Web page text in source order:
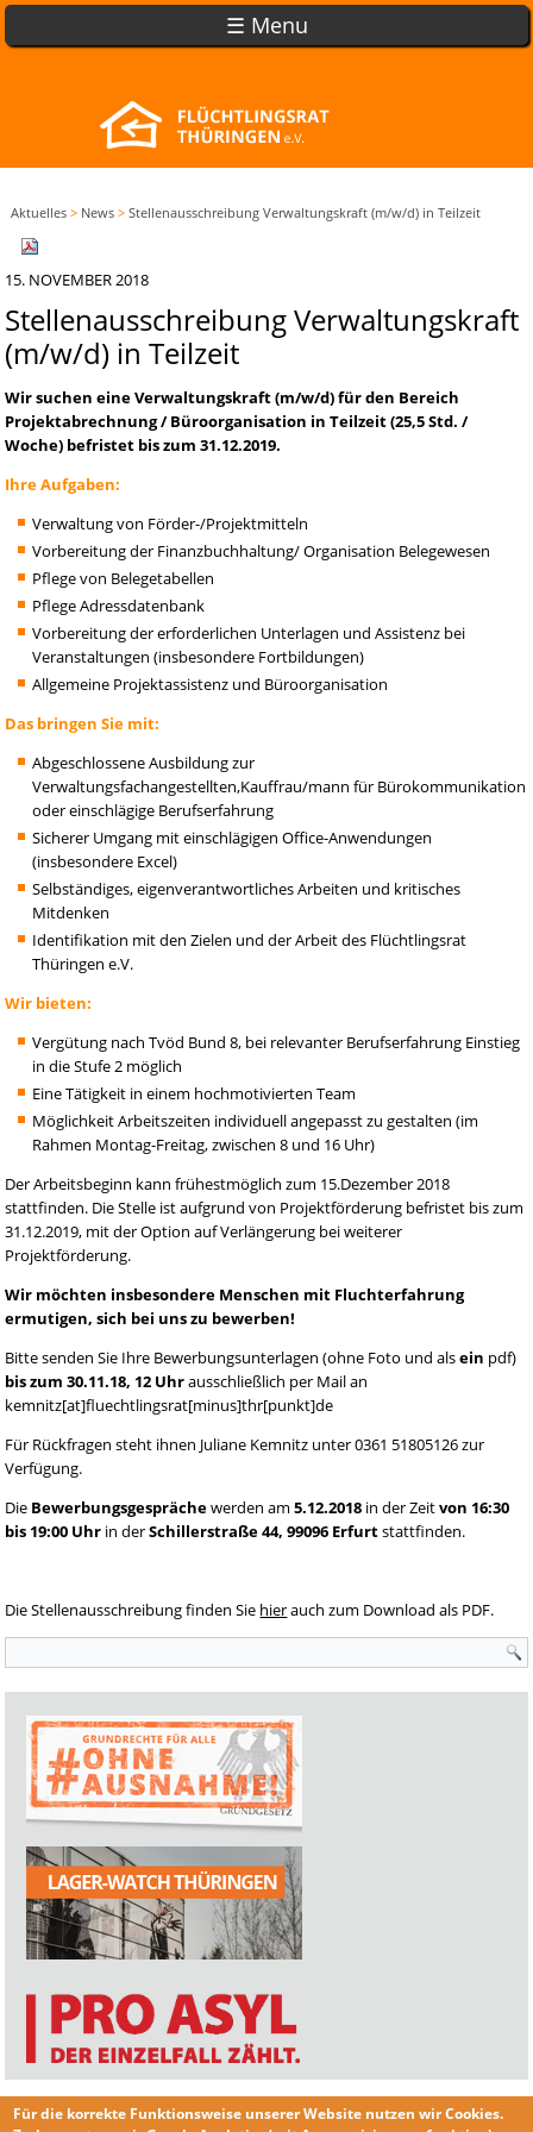
☰ Menu
Aktuelles > News > Stellenausschreibung Verwaltungskraft (m/w/d) in Teilzeit
15. NOVEMBER 2018
Stellenausschreibung Verwaltungskraft
(m/w/d) in Teilzeit
Wir suchen eine Verwaltungskraft (m/w/d) für den Bereich
Projektabrechnung / Büroorganisation in Teilzeit (25,5 Std. /
Woche) befristet bis zum 31.12.2019.
Ihre Aufgaben:
Verwaltung von Förder-/Projektmitteln
Vorbereitung der Finanzbuchhaltung/ Organisation Belegewesen
Pflege von Belegetabellen
Pflege Adressdatenbank
Vorbereitung der erforderlichen Unterlagen und Assistenz bei
Veranstaltungen (insbesondere Fortbildungen)
Allgemeine Projektassistenz und Büroorganisation
Das bringen Sie mit:
Abgeschlossene Ausbildung zur
Verwaltungsfachangestellten,Kauffrau/mann für Bürokommunikation
oder einschlägige Berufserfahrung
Sicherer Umgang mit einschlägigen Office-Anwendungen
(insbesondere Excel)
Selbständiges, eigenverantwortliches Arbeiten und kritisches
Mitdenken
Identifikation mit den Zielen und der Arbeit des Flüchtlingsrat
Thüringen e.V.
Wir bieten:
Vergütung nach Tvöd Bund 8, bei relevanter Berufserfahrung Einstieg
in die Stufe 2 möglich
Eine Tätigkeit in einem hochmotivierten Team
Möglichkeit Arbeitszeiten individuell angepasst zu gestalten (im
Rahmen Montag-Freitag, zwischen 8 und 16 Uhr)
Der Arbeitsbeginn kann frühestmöglich zum 15.Dezember 2018
stattfinden. Die Stelle ist aufgrund von Projektförderung befristet bis zum
31.12.2019, mit der Option auf Verlängerung bei weiterer
Projektförderung.
Wir möchten insbesondere Menschen mit Fluchterfahrung
ermutigen, sich bei uns zu bewerben!
Bitte senden Sie Ihre Bewerbungsunterlagen (ohne Foto und alsein pdf)
bis zum 30.11.18, 12 Uhrausschließlich per Mail an
kemnitz[at]fluechtlingsrat[minus]thr[punkt]de
Für Rückfragen steht ihnen Juliane Kemnitz unter 0361 51805126 zur
Verfügung.
Die Bewerbungsgesprächewerden am5.12.2018 in der Zeitvon 16:30
bis 19:00 Uhr in derSchillerstraße 44, 99096 Erfurtstattfinden.
Die Stellenausschreibung finden Sie hierauch zum Download als PDF.
Suchformular
Für die korrekte Funktionsweise unserer Website nutzen wirCookies.